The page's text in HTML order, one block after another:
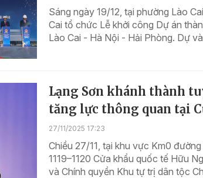
Sáng ngày 19/12, tại phường Lào
Cai tổ chức Lễ khởi công Dự án
Lào Cai - Hà Nội - Hải Phòng. Dự
Lạng Sơn khánh thành
tăng lực thông quan tại
27/11/2025 17:23
Chiều 27/11, tại khu vực Km0
1119–1120 Cửa khẩu quốc tế Hữu
và Chính quyền Khu tự trị dân tộc